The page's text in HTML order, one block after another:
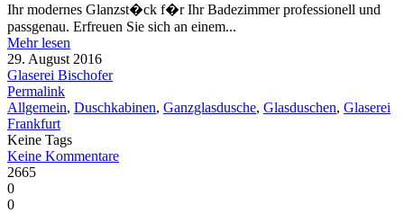
Ihr modernes Glanzst�ck f�r Ihr Badezimmer professionell und
passgenau. Erfreuen Sie sich an einem...
Mehr lesen
29. August 2016
Glaserei Bischofer
Permalink
Allgemein, Duschkabinen, Ganzglasdusche, Glasduschen, Glaserei
Frankfurt
Keine Tags
Keine Kommentare
2665
0
0